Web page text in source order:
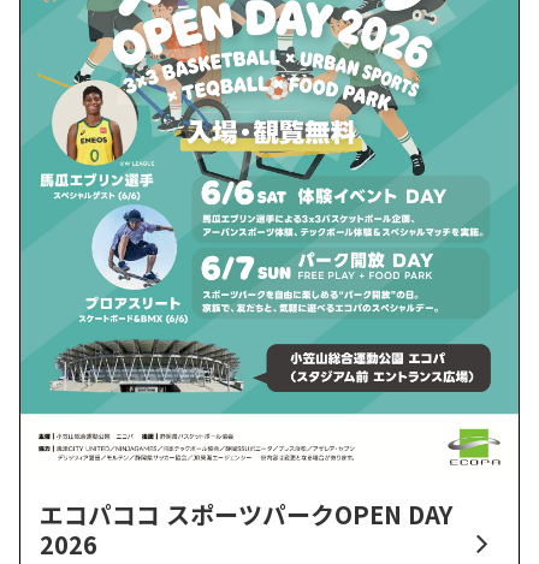
エコパココ スポーツパークOPEN DAY
2026